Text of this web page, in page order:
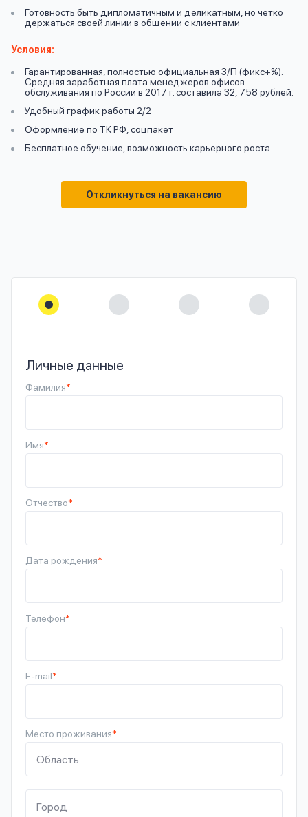
Готовность быть дипломатичным и деликатным, но четко
держаться своей линии в общении с клиентами
Условия:
Гарантированная, полностью официальная З/П (фикс+%).
Средняя заработная плата менеджеров офисов
обслуживания по России в 2017 г. составила 32, 758 рублей.
Удобный график работы 2/2
Оформление по ТК РФ, соцпакет
Бесплатное обучение, возможность карьерного роста
Откликнуться на вакансию
Личные данные
Фамилия*
Имя*
Отчество*
Дата рождения*
Телефон*
E-mail*
Место проживания*
Оформить заявку
Войти под другим номером
Ответы